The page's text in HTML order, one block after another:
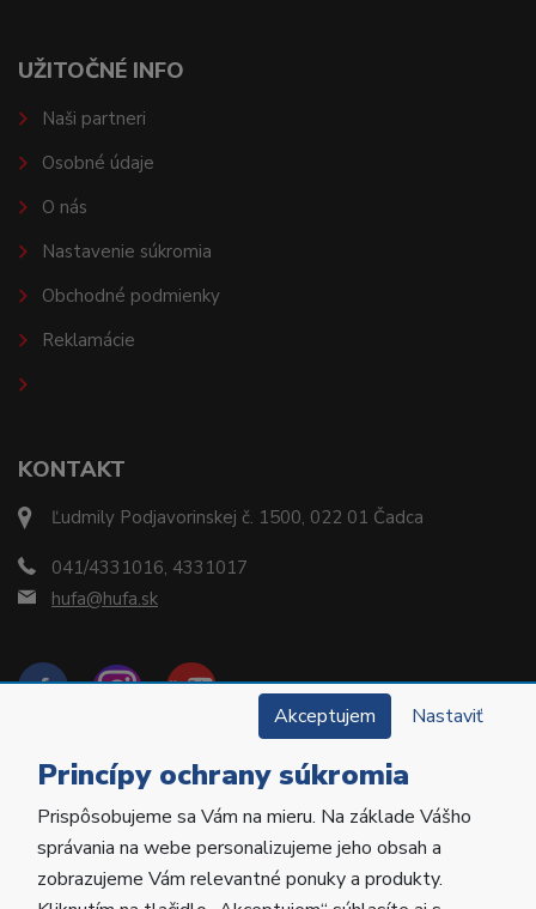
KONTAKT
Ľudmily Podjavorinskej č. 1500, 022 01 Čadca
041/4331016, 4331017
hufa@hufa.sk
UŽITOČNÉ INFO
Naši partneri
Osobné údaje
O nás
Nastavenie súkromia
Obchodné podmienky
Reklamácie
Copyright © 2022 Hu-Fa Dental a.s. Všetky práva
vyhradené.
Akceptujem Nastaviť
Princípy ochrany súkromia
Prispôsobujeme sa Vám na mieru. Na základe Vášho
správania na webe personalizujeme jeho obsah a
zobrazujeme Vám relevantné ponuky a produkty.